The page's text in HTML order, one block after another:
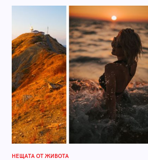
НЕЩАТА ОТ ЖИВОТА